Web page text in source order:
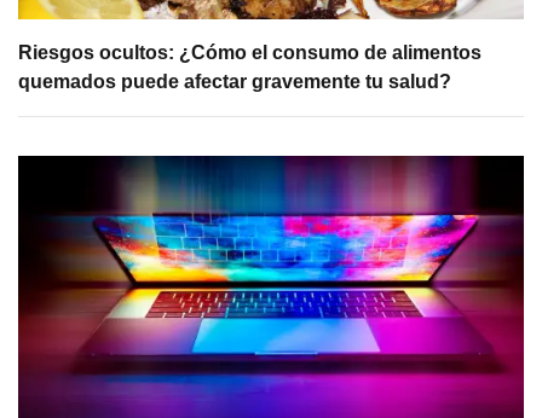
Riesgos ocultos: ¿Cómo el consumo de alimentos
quemados puede afectar gravemente tu salud?